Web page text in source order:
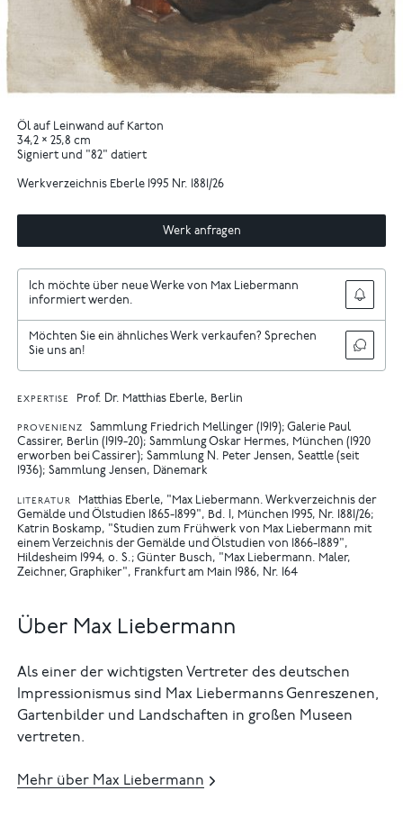
Öl auf Leinwand auf Karton
34,2 × 25,8 cm
Signiert und "82" datiert
Werkverzeichnis Eberle 1995 Nr. 1881/26
Werk anfragen
Ich möchte über neue Werke von Max Liebermann
informiert werden.
Möchten Sie ein ähnliches Werk verkaufen? Sprechen
Sie uns an!
EXPERTISE Prof. Dr. Matthias Eberle, Berlin
PROVENIENZ
Sammlung Friedrich Mellinger (1919); Galerie Paul
Cassirer, Berlin (1919-20); Sammlung Oskar Hermes, München (1920
erworben bei Cassirer); Sammlung N. Peter Jensen, Seattle (seit
1936); Sammlung Jensen, Dänemark
LITERATUR
Matthias Eberle, "Max Liebermann. Werkverzeichnis der
Gemälde und Ölstudien 1865-1899", Bd. I, München 1995, Nr. 1881/26
Katrin Boskamp, "Studien zum Frühwerk von Max Liebermann mit
einem Verzeichnis der Gemälde und Ölstudien von 1866-1889",
Hildesheim 1994, o. S. Günter Busch, "Max Liebermann. Maler,
Zeichner, Graphiker", Frankfurt am Main 1986, Nr. 164
Über Max Liebermann
Als einer der wichtigsten Vertreter des deutschen
Impressionismus sind Max Liebermanns Genreszenen,
Gartenbilder und Landschaften in großen Museen
vertreten.
Mehr über Max Liebermann